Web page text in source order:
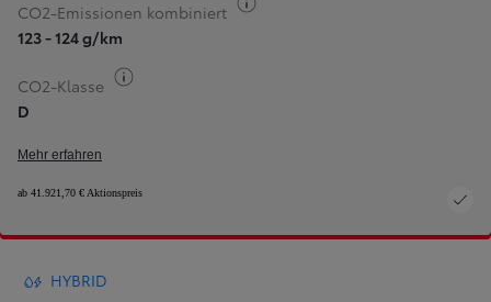
CO2-Emissionen kombiniert
123 - 124 g/km
CO2-Klasse
D
Mehr erfahren
ab 41.921,70 € Aktionspreis
HYBRID